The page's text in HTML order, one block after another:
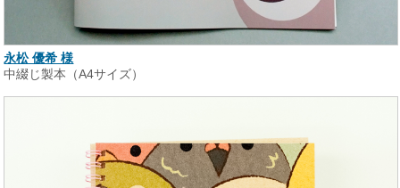
永松 優希 様
中綴じ製本（A4サイズ）